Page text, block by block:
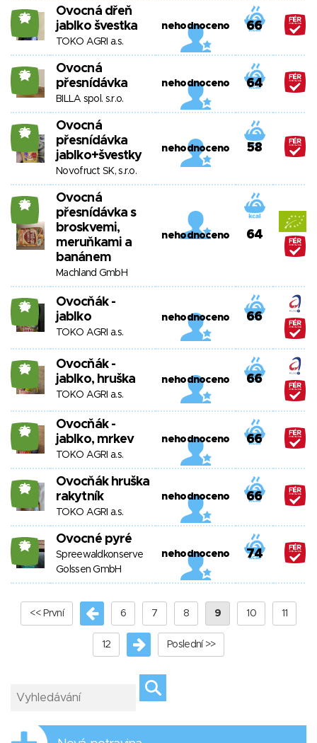
26
Ovocná dřeň
jablko švestka
TOKO AGRI a.s.
nehodnoceno 66
26
Ovocná
přesnídávka
BILLA spol. s.r.o.
nehodnoceno 64
26
Ovocná
přesnídávka
jablko+švestky
Novofruct SK, s.r.o.
nehodnoceno 58
26
Ovocná
přesnídávka s
broskvemi,
meruňkami a
banánem
Machland GmbH
nehodnoceno 64
26
Ovocňák -
jablko
TOKO AGRI a.s.
nehodnoceno 66
26
Ovocňák -
jablko, hruška
TOKO AGRI a.s.
nehodnoceno 66
26
Ovocňák -
jablko, mrkev
TOKO AGRI a.s.
nehodnoceno 66
26
Ovocňák hruška
rakytník
TOKO AGRI a.s.
nehodnoceno 66
26 Ovocné pyré
Spreewaldkonserve
Golssen GmbH
nehodnoceno 74
<< První 6 7 8 9 10 11
12 Poslední >>